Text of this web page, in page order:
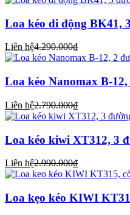
Loa kéo di động BK41,
Liên hệ4.290.000₫
Loa kéo Nanomax B-
Liên hệ2.790.000₫
Loa kéo kiwi XT312, 3
Liên hệ2.990.000₫
Loa kẹo kéo KIWI